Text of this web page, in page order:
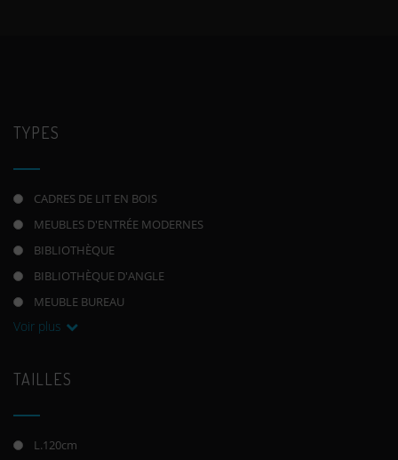
TYPES
CADRES DE LIT EN BOIS
MEUBLES D'ENTRÉE MODERNES
BIBLIOTHÈQUE
BIBLIOTHÈQUE D'ANGLE
MEUBLE BUREAU
Voir plus
TAILLES
L.120cm